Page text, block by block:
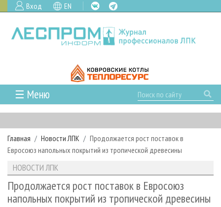
Вход EN
☰ Меню
ГЛАВНАЯ
РУБРИКИ И ТЕМЫ
РУБРИКИ ЖУРНАЛА
ЛЕСОЗАГОТОВКА
ЛЕСОПИЛЕНИЕ
НОВОСТИ
НОВОСТИ ЛПК
НОВОСТИ ЖУРНАЛА
ПРОЕКТЫ ЛПИ
АНАЛИТИКА
ПРЕДПРИЯТИЯ ЛПК
АРХИВ ЖУРНАЛОВ
О ЖУРНАЛЕ
Главная Новости ЛПК
Продолжается рост поставок в
Евросоюз напольных покрытий из тропической древесины
НОВОСТИ ЛПК
Продолжается рост поставок в Евросоюз
напольных покрытий из тропической древесины